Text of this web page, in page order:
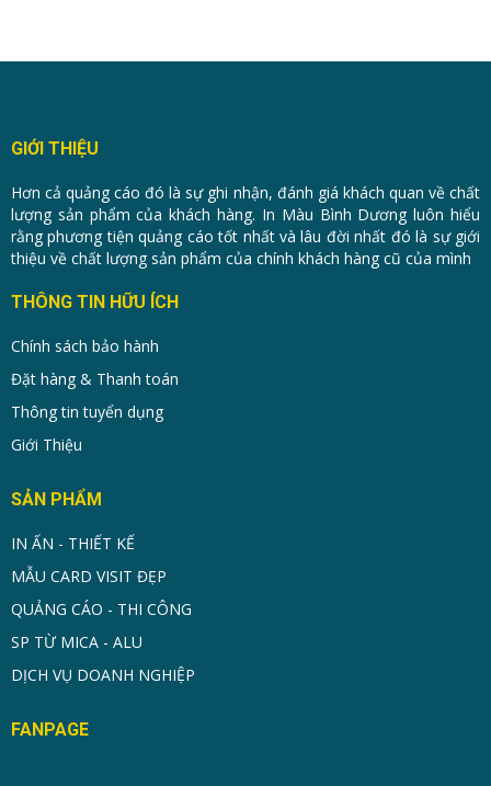
GIỚI THIỆU
Hơn cả quảng cáo đó là sự ghi nhận, đánh giá khách quan về chất
lượng sản phẩm của khách hàng. In Màu Bình Dương luôn hiểu
rằng phương tiện quảng cáo tốt nhất và lâu đời nhất đó là sự giới
thiệu về chất lượng sản phẩm của chính khách hàng cũ của mình
THÔNG TIN HỮU ÍCH
Chính sách bảo hành
Đặt hàng & Thanh toán
Thông tin tuyển dụng
Giới Thiệu
SẢN PHẨM
IN ẤN - THIẾT KẾ
MẪU CARD VISIT ĐẸP
QUẢNG CÁO - THI CÔNG
SP TỪ MICA - ALU
DỊCH VỤ DOANH NGHIỆP
FANPAGE